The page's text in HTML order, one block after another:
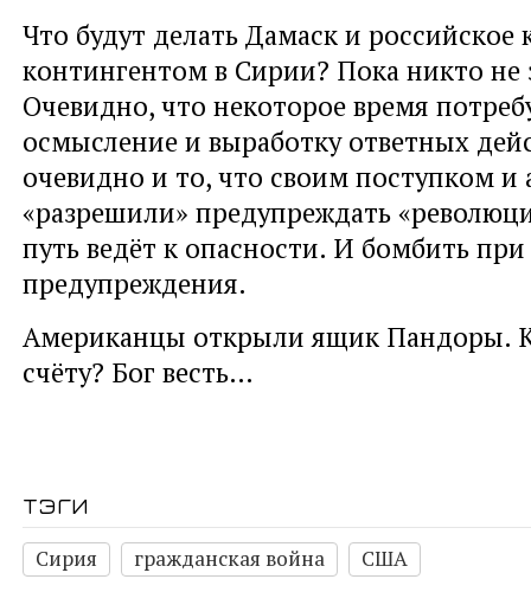
Что будут делать Дамаск и российское
контингентом в Сирии? Пока никто не
Очевидно, что некоторое время
осмысление и выработку ответных
очевидно и то, что своим поступком
«разрешили» предупреждать
путь ведёт к опасности. И бомбить
предупреждения.
Американцы открыли ящик Пандоры.
счёту? Бог весть…
тэги
Сирия гражданская война США